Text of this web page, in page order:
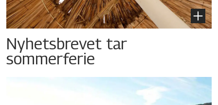
Nyhetsbrevet tar
sommerferie